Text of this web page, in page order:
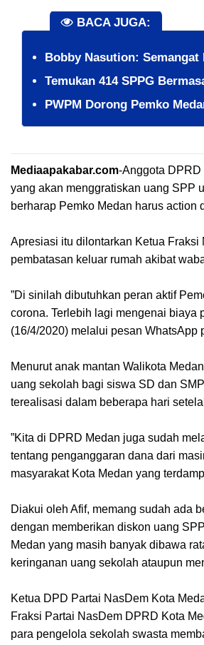
BACA JUGA:
Bobby Nasution:
Temukan 414 SPPG
PWPM Dorong Pemko
Mediaapakabar.com-Anggota DPRD
yang akan menggratiskan uang SPP
berharap Pemko Medan harus action
Apresiasi itu dilontarkan Ketua
pembatasan keluar rumah akibat
”Di sinilah dibutuhkan peran aktif
corona. Terlebih lagi mengenai biaya
(16/4/2020) melalui pesan WhatsApp
Menurut anak mantan Walikota
uang sekolah bagi siswa SD dan
terealisasi dalam beberapa hari
”Kita di DPRD Medan juga sudah
tentang penganggaran dana dari
masyarakat Kota Medan yang
Diakui oleh Afif, memang sudah ada
dengan memberikan diskon uang
Medan yang masih banyak dibawa
keringanan uang sekolah ataupun
Ketua DPD Partai NasDem Kota
Fraksi Partai NasDem DPRD Kota
para pengelola sekolah swasta